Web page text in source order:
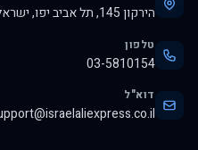
הירקון 145, תל אביב יפו, ישראל, 6345313
טלפון
03-5810154
דוא"ל